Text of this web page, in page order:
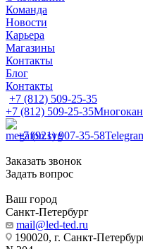
Команда
Новости
Карьера
Магазины
Контакты
Блог
Контакты
+7 (812) 509-25-35
+7 (812) 509-25-35
+7 (921) 907-35-58
Заказать звонок
Задать вопрос
Ваш город
Санкт-Петербург
mail@led-ted.ru
190020, г. Санкт-